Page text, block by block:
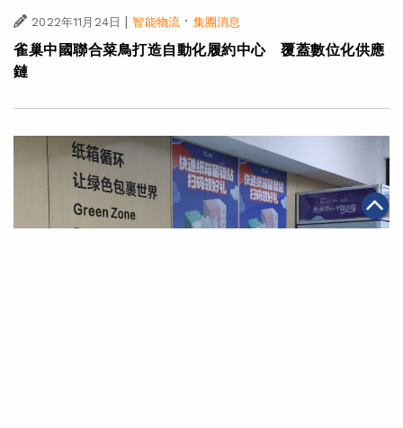
2022年11月24日 | 智能物流 · 集團消息
雀巢中國聯合菜鳥打造自動化履約中心 覆蓋數位化供應
鏈